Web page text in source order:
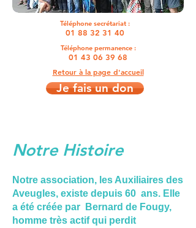
Téléphone secrétariat :
01 88 32 31 40
Téléphone permanence :
01 43 06 39 68
Retour à la page d'accueil
Je fais un don
Notre Histoire
Notre association, les Auxiliaires des
Aveugles, existe depuis 60 ans. Elle
a été créée par Bernard de Fougy,
homme très actif qui perdit